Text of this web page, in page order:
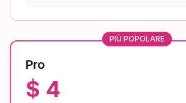
PIÙ POPOLARE
Pro
$ 4